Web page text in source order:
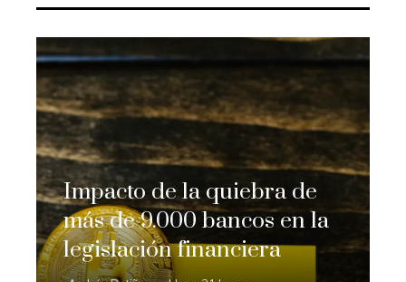
Impacto de la quiebra de
más de 9.000 bancos en la
legislación financiera